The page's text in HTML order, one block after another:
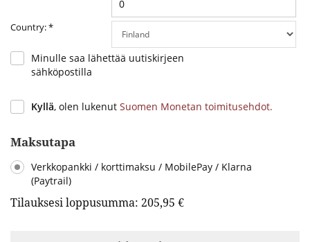
Country:*
Minulle saa lähettää uutiskirjeen
sähköpostilla
Kyllä, olen lukenut Suomen Monetan toimitusehdot.
Maksutapa
Verkkopankki / korttimaksu / MobilePay / Klarna
(Paytrail)
Tilauksesi loppusumma: 205,95 €